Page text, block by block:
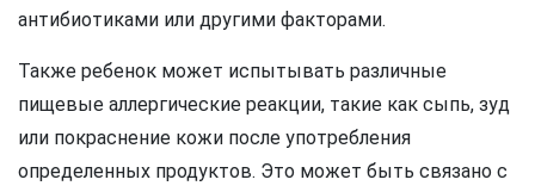
антибиотиками или другими факторами.
Также ребенок может испытывать различные
пищевые аллергические реакции, такие как сыпь, зуд
или покраснение кожи после употребления
определенных продуктов. Это может быть связано с